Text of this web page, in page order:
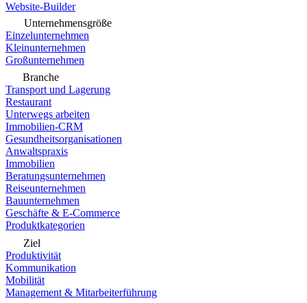
Website-Builder
Unternehmensgröße
Einzelunternehmen
Kleinunternehmen
Großunternehmen
Branche
Transport und Lagerung
Restaurant
Unterwegs arbeiten
Immobilien-CRM
Gesundheitsorganisationen
Anwaltspraxis
Immobilien
Beratungsunternehmen
Reiseunternehmen
Bauunternehmen
Geschäfte & E-Commerce
Produktkategorien
Ziel
Produktivität
Kommunikation
Mobilität
Management & Mitarbeiterführung